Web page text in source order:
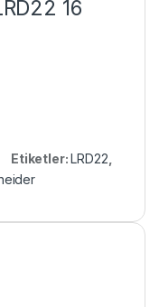
16
Etiketler:LRD22